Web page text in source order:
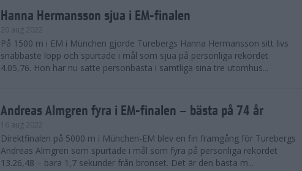
Hanna Hermansson sjua i EM-finalen
20 aug 2022
På 1500 m i EM i München gjorde Turebergs Hanna Hermansson sitt livs
snabbaste lopp och spurtade i mål som sjua på personliga rekordet
4.05,76. Hon har nu satte personbästa i samtliga sina tre utomhus...
Andreas Almgren fyra i EM-finalen – bästa på 74 år
16 aug 2022
Direktfinalen på 5000 m i München-EM blev en fin framgång för Turebergs
Andreas Almgren som spurtade i mål som fyra på personliga rekordet
13.26,48 – bara 1,7 sekunder från bronset. Det är den bästa m...